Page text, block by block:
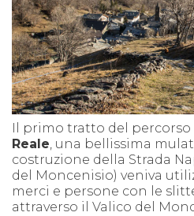
Il primo tratto del
Reale, una bellissima
costruzione della Strada
del Moncenisio) veniva
merci e persone con le
attraverso il Valico del